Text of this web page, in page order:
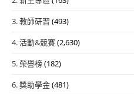
3. 教師研習 (493)
4. 活動&競賽(2,630)
5. 榮譽榜(182)
6. 獎助學金(481)